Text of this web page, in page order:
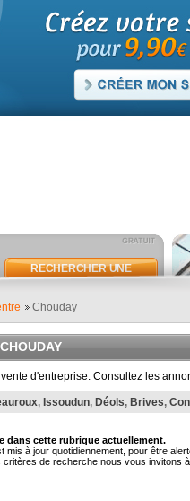
RECHERCHER UNE
Chouday
d'entreprise. Consultez les
, Issoudun, Déols, Brives,
dans cette rubrique actuellement.
mis à jour quotidiennement, pour être
de recherche nous vous invitons à